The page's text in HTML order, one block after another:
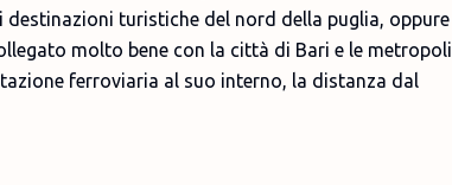
turistiche del nord della puglia, oppure
molto bene con la città di Bari e le metropoli
ferroviaria al suo interno, la distanza dal